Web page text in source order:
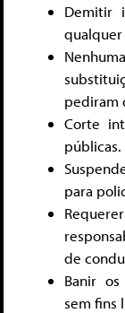
Demitir
qualquer
pediram
Corte
públicas.
para
de
Banir
sem fins